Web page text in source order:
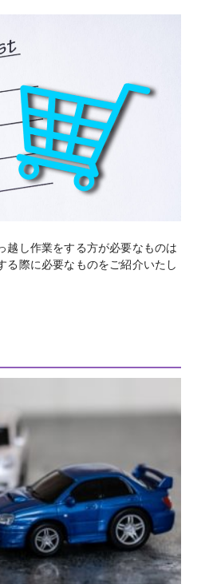
越し作業をする方が必要なものは
る際に必要なものをご紹介いたし